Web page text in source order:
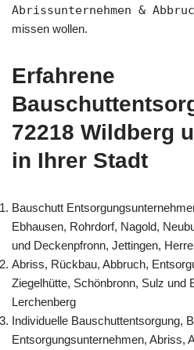
Abrissunternehmen &
missen wollen.
Erfahrene
72218 Wildberg
in Ihrer Stadt
Bauschutt
Ebhausen, Rohrdorf, Nagold,
und Deckenpfronn, Jettingen,
Abriss, Rückbau, Abbruch,
Ziegelhütte, Schönbronn, Sulz und
Lerchenberg
Individuelle Bauschuttentsorgung,
Entsorgungsunternehmen, Abriss,